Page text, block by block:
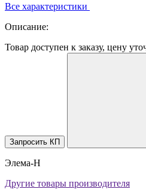
Все характеристики
Описание:
Товар доступен к заказу, цену
Запросить КП
Элема-Н
Другие товары производителя